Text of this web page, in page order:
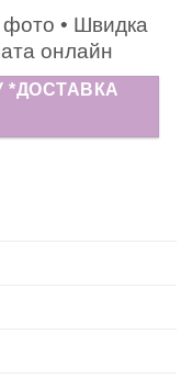
фото • Швидка
онлайн
*ДОСТАВКА